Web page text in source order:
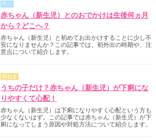
学ぶ
赤ちゃん（新生児）とのおでかけは生後何ヵ月
から？どこへ？
赤ちゃん（新生児）と初めてお出かけすることに少し不
安になりませんか？この記事では、初外出の時期や、注
意点について紹介します。
尋ねる
うちの子だけ？赤ちゃん（新生児）が下痢にな
りやすくて心配！
赤ちゃん（新生児）は下痢になりやすく心配という方も
少なくないはず。この記事では赤ちゃん（新生児）が下
痢になってしまう原因や対処方法について紹介します。